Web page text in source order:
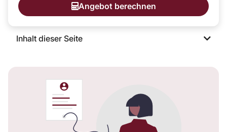
Angebot berechnen
Inhalt dieser Seite